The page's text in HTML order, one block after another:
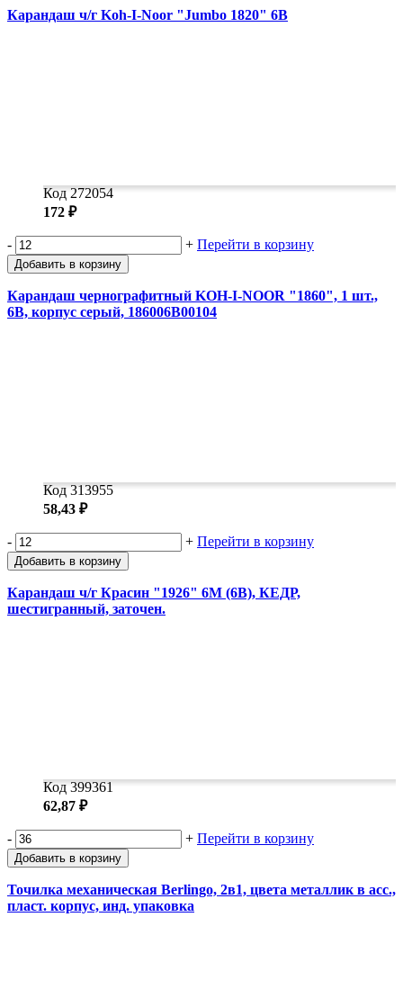
Карандаш ч/г Koh-I-Noor "Jumbo 1820" 6B
Код 272054
172 ₽
- + Перейти в корзину
Добавить в корзину
Карандаш чернографитный KOH-I-NOOR "1860", 1 шт.,
6B, корпус серый, 186006B00104
Код 313955
58,43 ₽
- + Перейти в корзину
Добавить в корзину
Карандаш ч/г Красин "1926" 6М (6В), КЕДР,
шестигранный, заточен.
Код 399361
62,87 ₽
- + Перейти в корзину
Добавить в корзину
Точилка механическая Berlingo, 2в1, цвета металлик в асс.,
пласт. корпус, инд. упаковка